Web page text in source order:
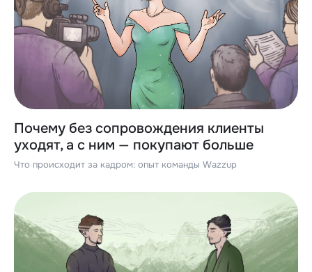
Почему без сопровождения клиенты
уходят, а с ним — покупают больше
Что происходит за кадром: опыт команды Wazzup